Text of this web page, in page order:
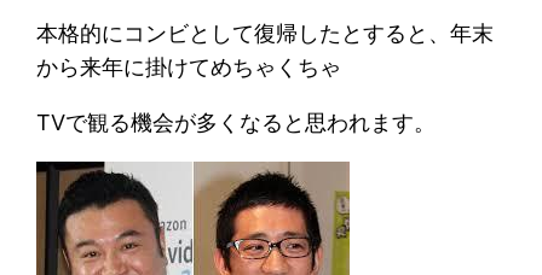
本格的にコンビとして復帰したとすると、年末
から来年に掛けてめちゃくちゃ
TVで観る機会が多くなると思われます。